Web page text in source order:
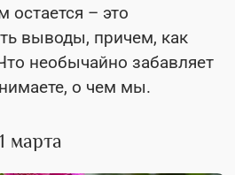
остается – это
выводы, причем, как
необычайно забавляет
о чем мы.
марта